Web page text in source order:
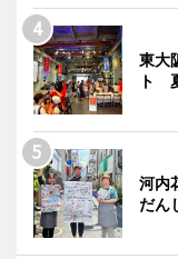
東大
ト
河内
だん